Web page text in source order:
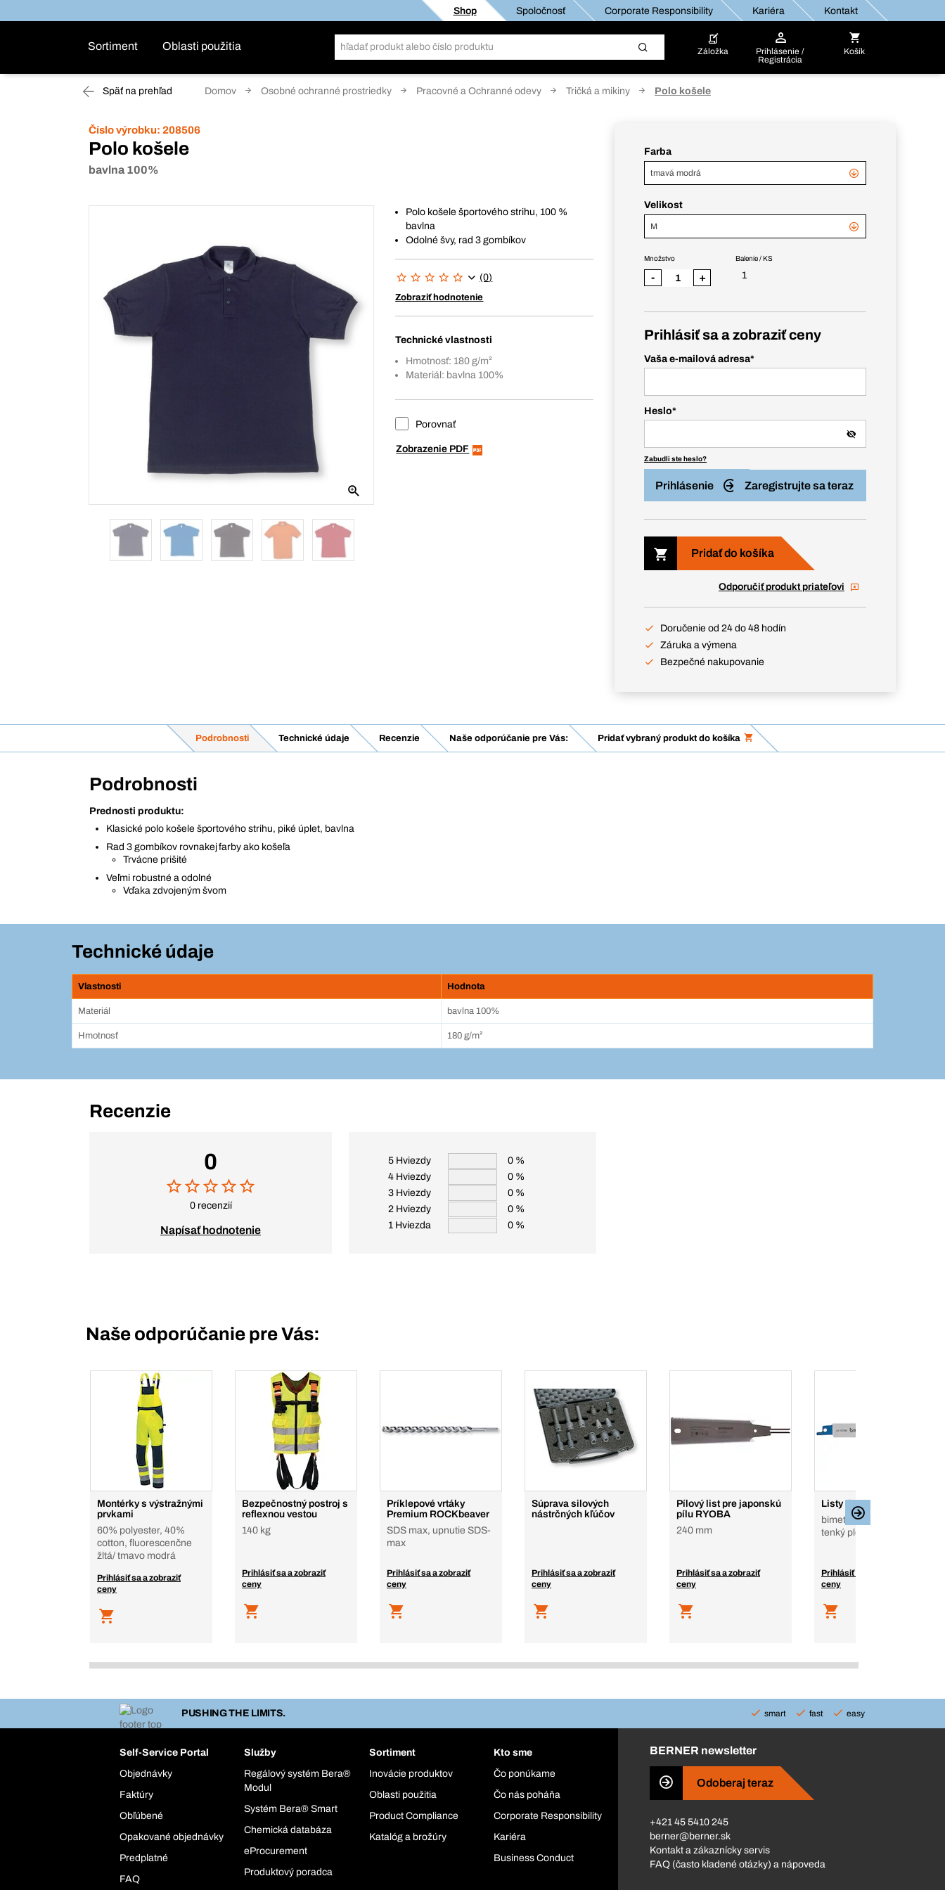
Shop Spoločnosť Corporate Responsibility Kariéra Kontakt
Sortiment Oblasti použitia Záložka
Prihlásenie /
Registrácia
Košík
Späť na prehľad Domov Osobné ochranné prostriedky Pracovné a Ochranné odevy Tričká a mikiny Polo košele
Číslo výrobku: 208506
Polo košele
bavlna 100%
Polo košele športového strihu, 100 %
bavlna
Odolné švy, rad 3 gombíkov
(0)
Zobraziť hodnotenie
Technické vlastnosti
Hmotnosť: 180 g/m²
Materiál: bavlna 100%
Porovnať
Zobrazenie PDF
Farba
tmavá modrá
Velikost
M
Balenie / KS
1
Množstvo
- +
Prihlásiť sa a zobraziť ceny
Vaša e-mailová adresa*
Heslo*
Zabudli ste heslo?
Prihlásenie Zaregistrujte sa teraz
Pridať do košíka
Odporučiť produkt priateľovi
Doručenie od 24 do 48 hodín
Záruka a výmena
Bezpečné nakupovanie
Podrobnosti Technické údaje Recenzie Naše odporúčanie pre Vás: Pridať vybraný produkt do košíka
Podrobnosti
Prednosti produktu:
Klasické polo košele športového strihu, piké úplet, bavlna
Rad 3 gombíkov rovnakej farby ako košeľa
Trvácne prišité
Veľmi robustné a odolné
Vďaka zdvojeným švom
Technické údaje
Vlastnosti Hodnota
Materiál bavlna 100%
Hmotnosť 180 g/m²
Recenzie
0
0 recenzií
Napísať hodnotenie
5 Hviezdy
0 %
4 Hviezdy
0 %
3 Hviezdy
0 %
2 Hviezdy
0 %
1 Hviezda
0 %
Naše odporúčanie pre Vás:
Montérky s výstražnými
prvkami
60% polyester, 40%
cotton, fluorescenčne
žltá/ tmavo modrá
Prihlásiť sa a zobraziť
ceny
Bezpečnostný postroj s
reflexnou vestou
140 kg
Prihlásiť sa a zobraziť
ceny
Príklepové vrtáky
Premium ROCKbeaver
SDS max, upnutie SDS-
max
Prihlásiť sa a zobraziť
ceny
Súprava silových
nástrčných kľúčov
Prihlásiť sa a zobraziť
ceny
Pílový list pre japonskú
pílu RYOBA
240 mm
Prihlásiť sa a zobraziť
ceny
Listy do píly Top
bimetal, 1.2 mm, na
tenký plech, rúrky, profily
Prihlásiť sa a zobraziť
ceny
PUSHING THE LIMITS. smart fast easy
Self-Service Portal
Objednávky
Faktúry
Obľúbené
Opakované objednávky
Predplatné
FAQ
Služby
Regálový systém Bera®
Modul
Systém Bera® Smart
Chemická databáza
eProcurement
Produktový poradca
Sortiment
Inovácie produktov
Oblasti použitia
Product Compliance
Katalóg a brožúry
Kto sme
Čo ponúkame
Čo nás poháňa
Corporate Responsibility
Kariéra
Business Conduct
BERNER newsletter
Odoberaj teraz
+421 45 5410 245
berner@berner.sk
Kontakt a zákaznícky servis
FAQ (často kladené otázky) a nápoveda